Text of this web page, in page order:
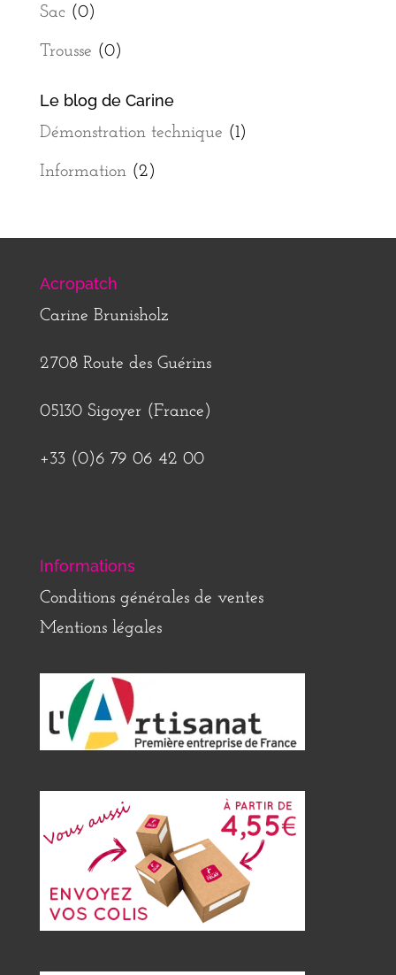
Sac (0)
Trousse (0)
Le blog de Carine
Démonstration technique (1)
Information(2)
Acropatch
Carine Brunisholz
2708 Route des Guérins
05130 Sigoyer (France)
+33 (0)6 79 06 42 00
Informations
Conditions générales de ventes
Mentions légales